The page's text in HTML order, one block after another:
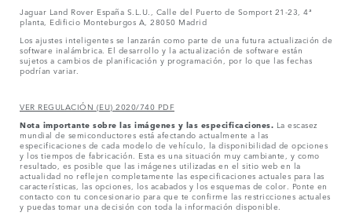
Jaguar Land Rover España S.L.U., Calle del Puerto de Somport 21-23, 4ª
planta, Edificio Monteburgos A, 28050 Madrid
Los ajustes inteligentes se lanzarán como parte de una futura actualización de
software inalámbrica. El desarrollo y la actualización de software están
sujetos a cambios de planificación y programación, por lo que las fechas
podrían variar.
VER REGULACIÓN (EU) 2020/740 PDF
Nota importante sobre las imágenes y las especificaciones. La escasez
mundial de semiconductores está afectando actualmente a las
especificaciones de cada modelo de vehículo, la disponibilidad de opciones
y los tiempos de fabricación. Esta es una situación muy cambiante, y como
resultado, es posible que las imágenes utilizadas en el sitio web en la
actualidad no reflejen completamente las especificaciones actuales para las
características, las opciones, los acabados y los esquemas de color. Ponte en
contacto con tu concesionario para que te confirme las restricciones actuales
y puedas tomar una decisión con toda la información disponible.